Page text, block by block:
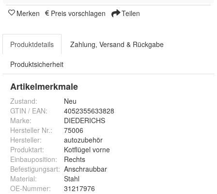
Merken Preis vorschlagen Teilen
Produktdetails Zahlung, Versand & Rückgabe
Produktsicherheit
Artikelmerkmale
Zustand:
Neu
GTIN / EAN:
4052355633828
Marke:
DIEDERICHS
Hersteller Nr.:
75006
Hersteller:
autozubehör
Produktart:
Kotflügel vorne
Einbauposition:
Rechts
Befestigungsart: Anschraubbar
Material:
Stahl
OE-Nummer: 31217976